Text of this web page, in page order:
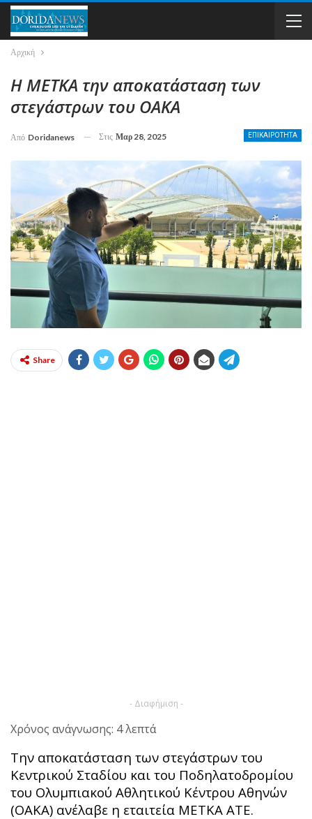
Αρχική
Η ΜΕΤΚΑ την αποκατάσταση των
στεγάστρων του ΟΑΚΑ
ΕΠΙΚΑΙΡΟΤΗΤΑ
Από Doridanews Στις Μαρ 28, 2025
Share
- Διαφήμιση -
Χρόνος ανάγνωσης: 4 λεπτά
Την αποκατάσταση των στεγάστρων του
Κεντρικού Σταδίου και του Ποδηλατοδρομίου
του Ολυμπιακού Αθλητικού Κέντρου Αθηνών
(ΟΑΚΑ) ανέλαβε η εταιτεία ΜΕΤΚΑ ΑΤΕ.